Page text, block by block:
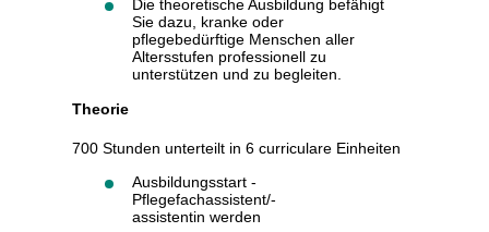
Die theoretische Ausbildung befähigt
Sie dazu, kranke oder
pflegebedürftige Menschen aller
Altersstufen professionell zu
unterstützen und zu begleiten.
Theorie
700 Stunden unterteilt in 6 curriculare Einheiten
Ausbildungsstart -
Pflegefachassistent/-
assistentin werden